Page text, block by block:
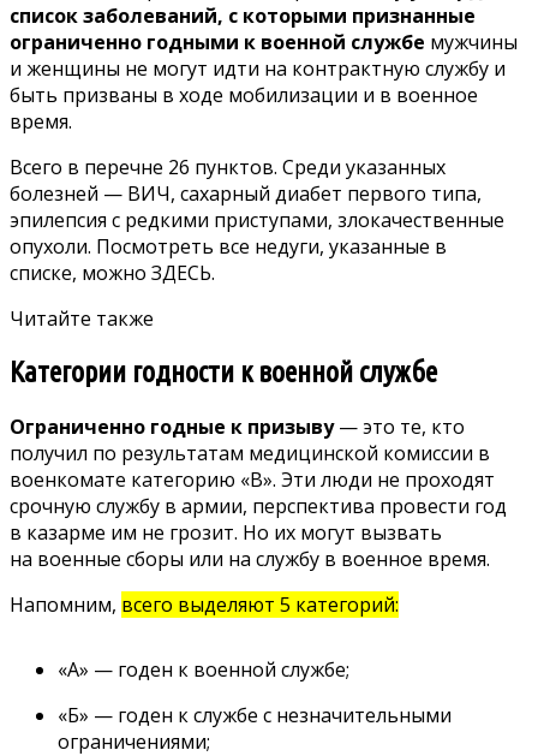
список заболеваний, с которыми признанные
ограниченно годными к военной службе мужчины
и женщины не могут идти на контрактную службу и
быть призваны в ходе мобилизации и в военное
время.
Всего в перечне 26 пунктов. Среди указанных
болезней — ВИЧ, сахарный диабет первого типа,
эпилепсия с редкими приступами, злокачественные
опухоли. Посмотреть все недуги, указанные в
списке, можно ЗДЕСЬ.
Читайте также
Категории годности к военной службе
Ограниченно годные к призыву— это те, кто
получил по результатам медицинской комиссии в
военкомате категорию «В». Эти люди не проходят
срочную службу в армии, перспектива провести год
в казарме им не грозит. Но их могут вызвать
на военные сборы или на службу в военное время.
Напомним, всего выделяют 5 категорий:
«А» — годен к военной службе;
«Б» — годен к службе с незначительными
ограничениями;